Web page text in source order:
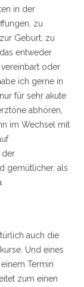
in der
zu
Geburt, zu
entweder
oder
ich gerne in
für sehr akute
abhören,
im Wechsel mit
der
gemütlicher, als
auch die
Und eines
Termin
zum einen